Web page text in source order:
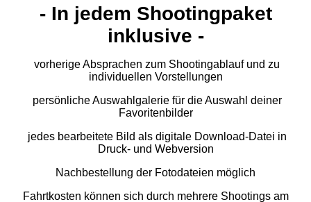
- In jedem Shootingpaket
inklusive -
vorherige Absprachen zum Shootingablauf und zu
individuellen Vorstellungen
persönliche Auswahlgalerie für die Auswahl deiner
Favoritenbilder
jedes bearbeitete Bild als digitale Download-Datei in
Druck- und Webversion
Nachbestellung der Fotodateien möglich
Fahrtkosten können sich durch mehrere Shootings am